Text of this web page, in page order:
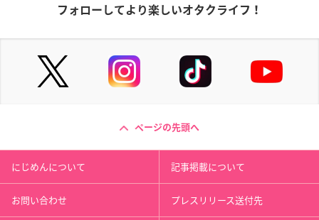
フォローしてより楽しいオタクライフ！
ページの先頭へ
にじめんについて 記事掲載について
お問い合わせ プレスリリース送付先